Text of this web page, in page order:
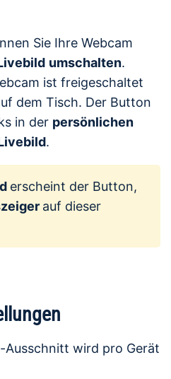
Sie Ihre Webcam
umschalten.
ist freigeschaltet
dem Tisch. Der Button
in der persönlichen
.
erscheint der Button,
auf dieser
Ausschnitt wird pro Gerät